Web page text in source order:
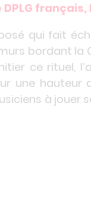
français,
qui fait
bordant la
ce rituel,
une hauteur
à jouer